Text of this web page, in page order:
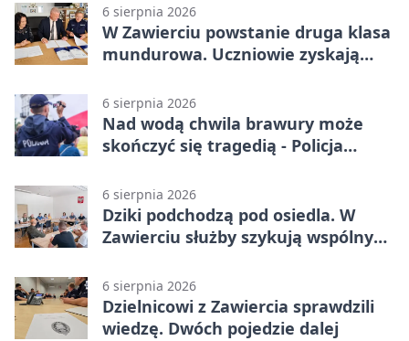
6 sierpnia 2026
W Zawierciu powstanie druga klasa
mundurowa. Uczniowie zyskają
6 sierpnia 2026
Nad wodą chwila brawury może
skończyć się tragedią - Policja
6 sierpnia 2026
Dziki podchodzą pod osiedla. W
Zawierciu służby szykują wspólny
6 sierpnia 2026
Dzielnicowi z Zawiercia sprawdzili
wiedzę. Dwóch pojedzie dalej